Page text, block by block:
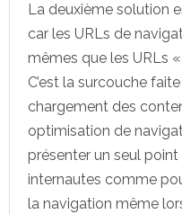
La deuxième solution
car les URLs de
mêmes que les URLs
C’est la surcouche
chargement des
optimisation de
présenter un seul point
internautes comme
la navigation même